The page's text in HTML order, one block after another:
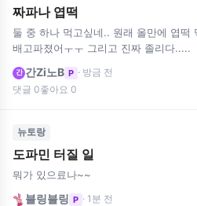
짜파나 엽떡
둘 중 하나 먹고싶네.. 원래 올만에 엽떡
배고파졌어ㅜㅜ 그리고 진짜 졸리다.....
간 간Zi노B P · 방금 전
댓글 0좋아요 0
뉴토랑
도파민 터질 일
뭐가 있으료나~~
블링블링 P · 1분 전